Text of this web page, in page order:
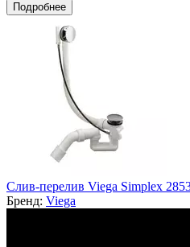
Подробнее
Слив-перелив Viega Simplex
Бренд: Viega